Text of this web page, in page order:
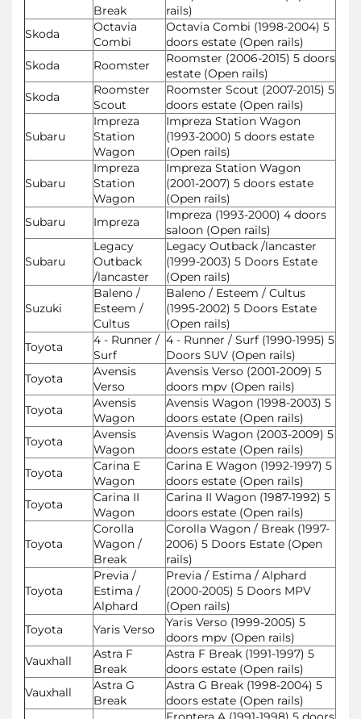
Break
rails)
Skoda
Octavia
Combi
Octavia Combi (1998-2004) 5
doors estate (Open rails)
Skoda
Roomster
Roomster (2006-2015) 5 doors
estate (Open rails)
Skoda
Roomster
Scout
Roomster Scout (2007-2015) 5
doors estate (Open rails)
Subaru
Impreza
Station
Wagon
Impreza Station Wagon
(1993-2000) 5 doors estate
(Open rails)
Subaru
Impreza
Station
Wagon
Impreza Station Wagon
(2001-2007) 5 doors estate
(Open rails)
Subaru
Impreza
Impreza (1993-2000) 4 doors
saloon (Open rails)
Subaru
Legacy
Outback
/lancaster
Legacy Outback /lancaster
(1999-2003) 5 Doors Estate
(Open rails)
Suzuki
Baleno /
Esteem /
Cultus
Baleno / Esteem / Cultus
(1995-2002) 5 Doors Estate
(Open rails)
Toyota
4 - Runner /
Surf
4 - Runner / Surf (1990-1995) 5
Doors SUV (Open rails)
Toyota
Avensis
Verso
Avensis Verso (2001-2009) 5
doors mpv (Open rails)
Toyota
Avensis
Wagon
Avensis Wagon (1998-2003) 5
doors estate (Open rails)
Toyota
Avensis
Wagon
Avensis Wagon (2003-2009) 5
doors estate (Open rails)
Toyota
Carina E
Wagon
Carina E Wagon (1992-1997) 5
doors estate (Open rails)
Toyota
Carina II
Wagon
Carina II Wagon (1987-1992) 5
doors estate (Open rails)
Toyota
Corolla
Wagon /
Break
Corolla Wagon / Break (1997-
2006) 5 Doors Estate (Open
rails)
Toyota
Previa /
Estima /
Alphard
Previa / Estima / Alphard
(2000-2005) 5 Doors MPV
(Open rails)
Toyota
Yaris Verso
Yaris Verso (1999-2005) 5
doors mpv (Open rails)
Vauxhall
Astra F
Break
Astra F Break (1991-1997) 5
doors estate (Open rails)
Vauxhall
Astra G
Break
Astra G Break (1998-2004) 5
doors estate (Open rails)